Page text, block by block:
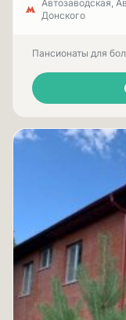
Автозаводская,
Донского
Пансионаты для